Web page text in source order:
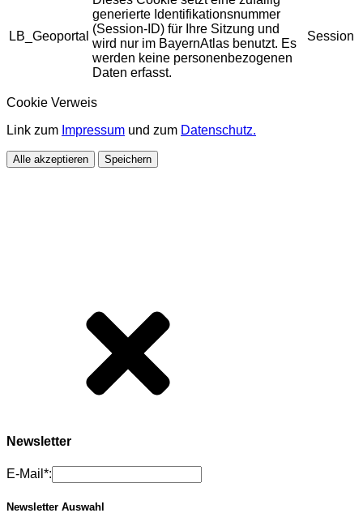
LB_Geoportal
generierte Identifikationsnummer
(Session-ID) für Ihre Sitzung und
wird nur im BayernAtlas benutzt. Es
werden keine personenbezogenen
Daten erfasst.
Session
Cookie Verweis
Link zum Impressum und zum Datenschutz.
Alle akzeptieren Speichern
Newsletter
E-Mail*:
Newsletter Auswahl